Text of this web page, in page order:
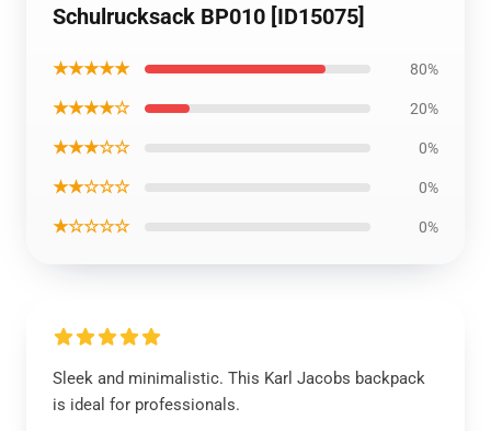
Schulrucksack BP010 [ID15075]
★★★★★ 80%
★★★★☆ 20%
★★★☆☆ 0%
★★☆☆☆ 0%
★☆☆☆☆ 0%
Sleek and minimalistic. This Karl Jacobs backpack
is ideal for professionals.